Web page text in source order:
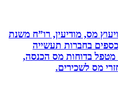
מס, מודיעין, רו”ח משנת
בחברות תעשייה
בדוחות מס הכנסה,
לשכירים.